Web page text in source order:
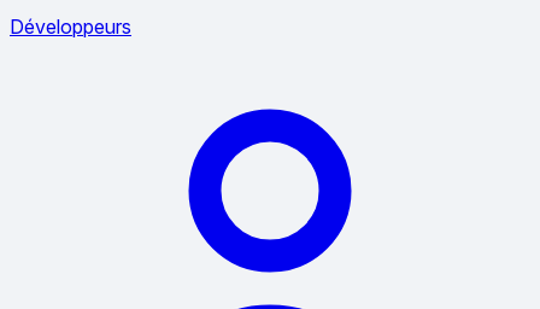
Développeurs